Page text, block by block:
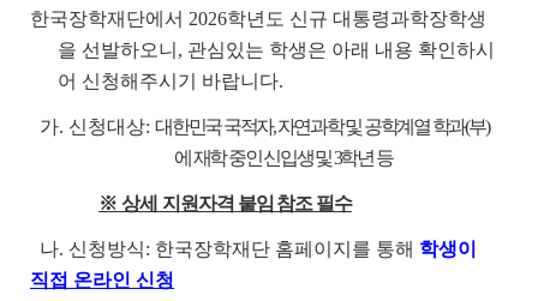
한국장학재단에서 2026학년도 신규 대통령과학장학생
을 선발하오니, 관심있는 학생은 아래 내용 확인하시
어 신청해주시기 바랍니다.
가. 신청대상: 대한민국 국적자, 자연과학 및 공학계열 학과(부)
에 재학 중인 신입생 및 3학년 등
※ 상세 지 원자격 붙임 참조 필수
나. 신청방식: 한국장학재단 홈페이지를 통해 학생이
직접 온라인 신청